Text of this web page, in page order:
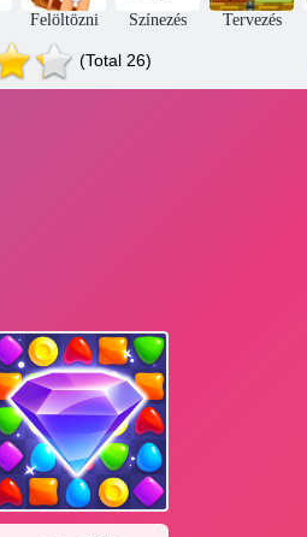
Felöltözni Színezés Tervezés
(Total 26)